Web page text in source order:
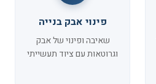
פינוי אבק בנייה
שאיבה ופינוי של אבק
וגרוטאות עם ציוד תעשייתי